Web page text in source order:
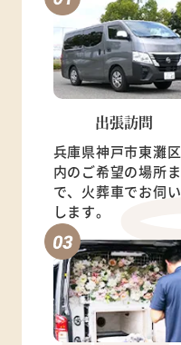
出張訪問
兵庫県神戸市東灘区
内のご希望の場所ま
で、火葬車でお伺い
します。